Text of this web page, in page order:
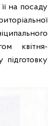
на посаду
квітня-
підготовку